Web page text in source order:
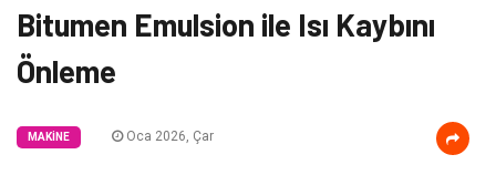
Bitumen Emulsion ile Isı Kaybını
Önleme
MAKINE Oca 2026, Çar